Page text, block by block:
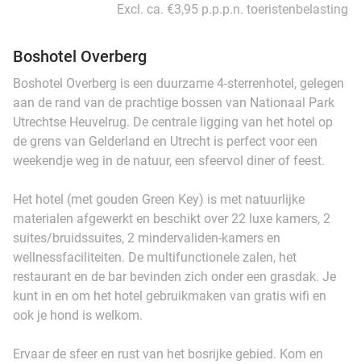
Excl. ca. €3,95 p.p.p.n. toeristenbelasting
Boshotel Overberg
Boshotel Overberg is een duurzame 4-sterrenhotel, gelegen
aan de rand van de prachtige bossen van Nationaal Park
Utrechtse Heuvelrug. De centrale ligging van het hotel op
de grens van Gelderland en Utrecht is perfect voor een
weekendje weg in de natuur, een sfeervol diner of feest.
Het hotel (met gouden Green Key) is met natuurlijke
materialen afgewerkt en beschikt over 22 luxe kamers, 2
suites/bruidssuites, 2 mindervaliden-kamers en
wellnessfaciliteiten. De multifunctionele zalen, het
restaurant en de bar bevinden zich onder een grasdak. Je
kunt in en om het hotel gebruikmaken van gratis wifi en
ook je hond is welkom.
Ervaar de sfeer en rust van het bosrijke gebied. Kom en